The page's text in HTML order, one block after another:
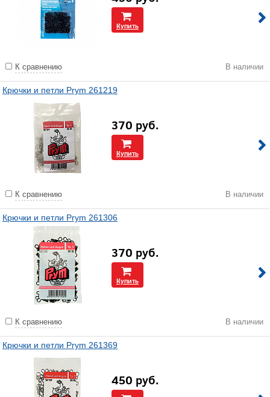
Купить
К сравнению В наличии
Крючки и петли Prym 261219
370 руб.
Купить
К сравнению В наличии
Крючки и петли Prym 261306
370 руб.
Купить
К сравнению В наличии
Крючки и петли Prym 261369
450 руб.